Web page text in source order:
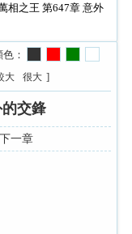
相之王 第647章 意外
：
大 很大 ]
交鋒
下一章